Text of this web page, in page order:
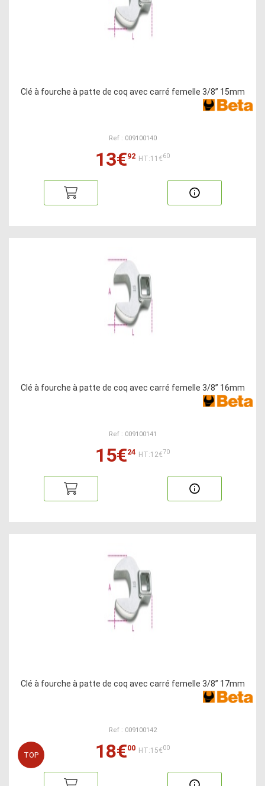
Clé à fourche à patte de coq avec carré femelle 3/8” 15mm
Ref : 009100140
13€92 HT:11€60
Clé à fourche à patte de coq avec carré femelle 3/8” 16mm
Ref : 009100141
15€24 HT:12€70
Clé à fourche à patte de coq avec carré femelle 3/8” 17mm
Ref : 009100142
18€00 HT:15€00
TOP